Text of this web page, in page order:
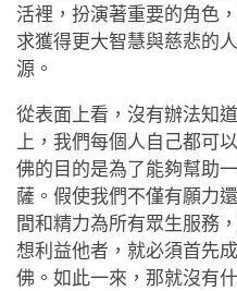
活裡，扮演著重要的角色
求獲得更大智慧與慈悲的
源。
從表面上看，沒有辦法知
上，我們每個人自己都可
佛的目的是為了能夠幫助
薩。假使我們不僅有願力
間和精力為所有眾生服務
想利益他者，就必須首先
佛。如此一來，那就沒有